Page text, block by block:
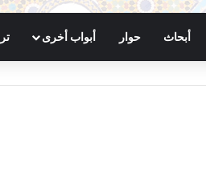
أبحاث حوار أبواب أخرى